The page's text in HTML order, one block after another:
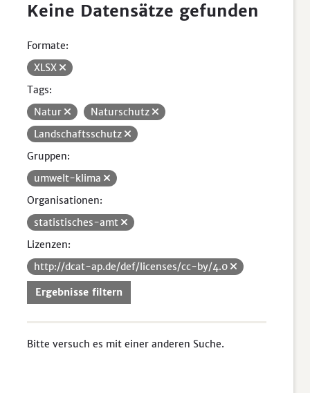
Keine Datensätze gefunden
Formate:
XLSX
Tags:
Natur
Naturschutz
Landschaftsschutz
Gruppen:
umwelt-klima
Organisationen:
statistisches-amt
Lizenzen:
http://dcat-ap.de/def/licenses/cc-by/4.0
Ergebnisse filtern
Bitte versuch es mit einer anderen Suche.